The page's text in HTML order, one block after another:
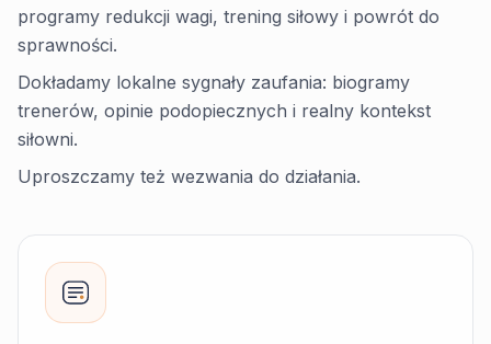
programy redukcji wagi, trening siłowy i powrót do
sprawności.
Dokładamy lokalne sygnały zaufania: biogramy
trenerów, opinie podopiecznych i realny kontekst
siłowni.
Uproszczamy też wezwania do działania.